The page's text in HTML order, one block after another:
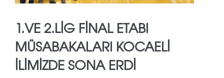
1.VE 2.LİG FİNAL ETABI
MÜSABAKALARI KOCAELİ
İLİMİZDE SONA ERDİ